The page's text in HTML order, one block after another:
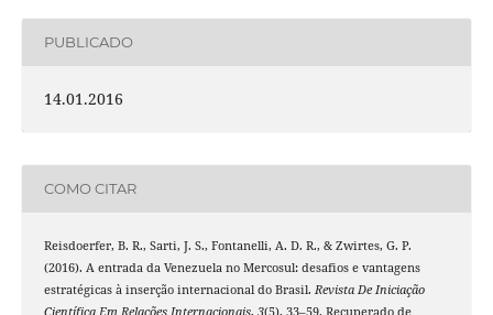
PUBLICADO
14.01.2016
COMO CITAR
Reisdoerfer, B. R., Sarti, J. S., Fontanelli, A. D. R., & Zwirtes, G. P.
(2016). A entrada da Venezuela no Mercosul: desafios e vantagens
estratégicas à inserção internacional do Brasil. Revista De Iniciação
Científica Em Relações Internacionais, 3(5), 33–59. Recuperado de